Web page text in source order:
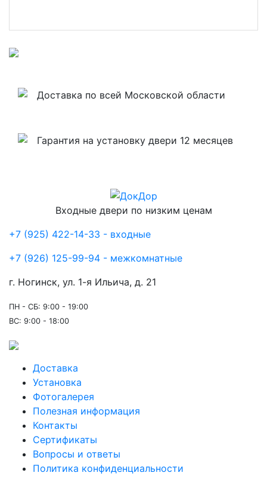
Доставка по всей Московской области
Гарантия на установку двери 12 месяцев
Входные двери по низким ценам
+7 (925) 422-14-33 - входные
+7 (926) 125-99-94 - межкомнатные
г. Ногинск, ул. 1-я Ильича, д. 21
ПН - СБ: 9:00 - 19:00
ВС: 9:00 - 18:00
Доставка
Установка
Фотогалерея
Полезная информация
Контакты
Сертификаты
Вопросы и ответы
Политика конфиденциальности